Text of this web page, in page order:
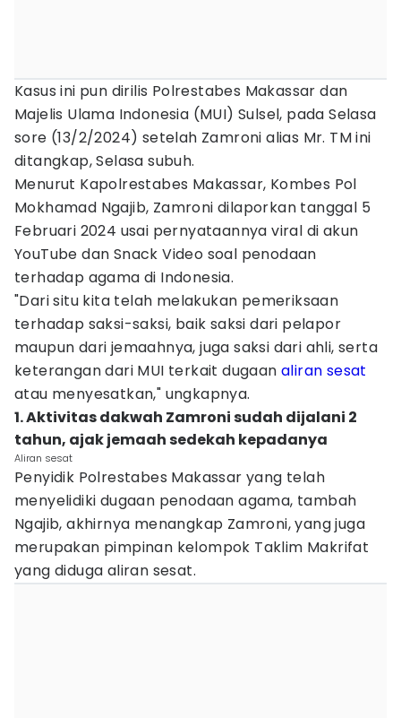
Kasus ini pun dirilis Polrestabes Makassar dan
Majelis Ulama Indonesia (MUI) Sulsel, pada Selasa
sore (13/2/2024) setelah Zamroni alias Mr. TM ini
ditangkap, Selasa subuh.
Menurut Kapolrestabes Makassar, Kombes Pol
Mokhamad Ngajib, Zamroni dilaporkan tanggal 5
Februari 2024 usai pernyataannya viral di akun
YouTube dan Snack Video soal penodaan
terhadap agama di Indonesia.
"Dari situ kita telah melakukan pemeriksaan
terhadap saksi-saksi, baik saksi dari pelapor
maupun dari jemaahnya, juga saksi dari ahli, serta
keterangan dari MUI terkait dugaan aliran sesat
atau menyesatkan," ungkapnya.
1. Aktivitas dakwah Zamroni sudah dijalani 2
tahun, ajak jemaah sedekah kepadanya
Aliran sesat
Penyidik Polrestabes Makassar yang telah
menyelidiki dugaan penodaan agama, tambah
Ngajib, akhirnya menangkap Zamroni, yang juga
merupakan pimpinan kelompok Taklim Makrifat
yang diduga aliran sesat.